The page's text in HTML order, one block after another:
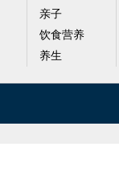
亲子
饮食营养
养生